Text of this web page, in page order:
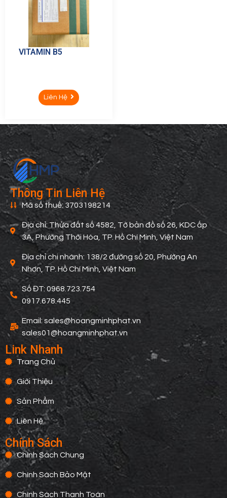
VITAMIN B5
Liên Hệ
Thông Tin Liên Hệ
Mã số thuế: 3703198214
Địa chỉ: Thửa đất số 4582, Tờ bản đồ số 26, KDC ấp
3A, Phường Thới Hòa, TP. Hồ Chí Minh, Việt Nam
Địa chỉ chi nhánh: 138/2 đường số 20, Phường An
Nhơn, TP. Hồ Chí Minh, Việt Nam
Số ĐT: 0968.723.754
0917.678.445
Email: sales@hoangminhphat.vn
sales01@hoangminhphat.vn
Link Nhanh
Trang Chủ
Giới Thiệu
Sản Phẩm
Liên Hệ
Chính Sách
Chính Sách Chung
Chính Sách Bảo Mật
Chính Sách Thanh Toán